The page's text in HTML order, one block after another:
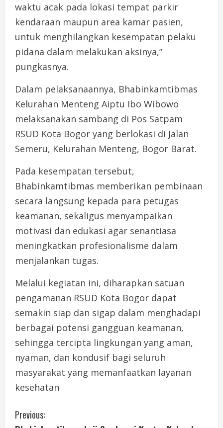
waktu acak pada lokasi tempat parkir
kendaraan maupun area kamar pasien,
untuk menghilangkan kesempatan pelaku
pidana dalam melakukan aksinya,”
pungkasnya.
Dalam pelaksanaannya, Bhabinkamtibmas
Kelurahan Menteng Aiptu Ibo Wibowo
melaksanakan sambang di Pos Satpam
RSUD Kota Bogor yang berlokasi di Jalan
Semeru, Kelurahan Menteng, Bogor Barat.
Pada kesempatan tersebut,
Bhabinkamtibmas memberikan pembinaan
secara langsung kepada para petugas
keamanan, sekaligus menyampaikan
motivasi dan edukasi agar senantiasa
meningkatkan profesionalisme dalam
menjalankan tugas.
Melalui kegiatan ini, diharapkan satuan
pengamanan RSUD Kota Bogor dapat
semakin siap dan sigap dalam menghadapi
berbagai potensi gangguan keamanan,
sehingga tercipta lingkungan yang aman,
nyaman, dan kondusif bagi seluruh
masyarakat yang memanfaatkan layanan
kesehatan
C
Previous: